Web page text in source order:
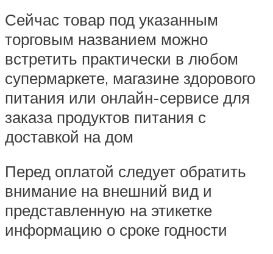
Сейчас товар под указанным
торговым названием можно
встретить практически в любом
супермаркете, магазине здорового
питания или онлайн-сервисе для
заказа продуктов питания с
доставкой на дом
Перед оплатой следует обратить
внимание на внешний вид и
представленную на этикетке
информацию о сроке годности